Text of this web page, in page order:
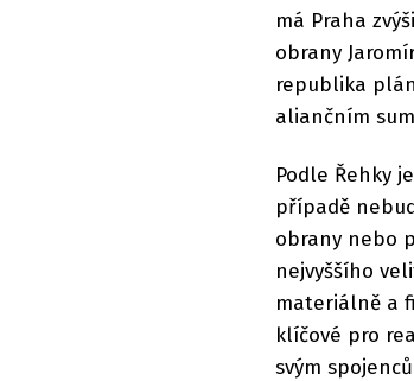
má Praha
obrany
republika
aliančním
Podle Řehky
případě
obrany nebo
nejvyššího
materiálně a
klíčové pro
svým